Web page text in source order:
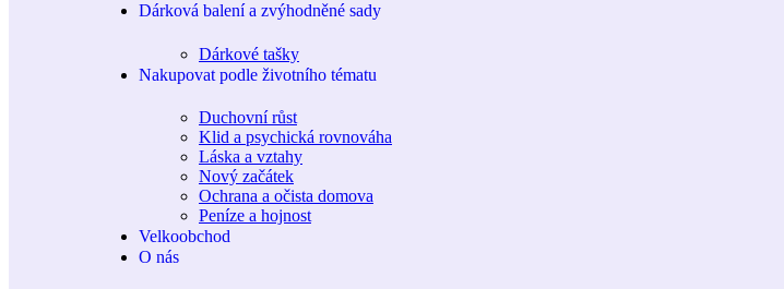
Dárková balení a zvýhodněné sady
Dárkové tašky
Nakupovat podle životního tématu
Duchovní růst
Klid a psychická rovnováha
Láska a vztahy
Nový začátek
Ochrana a očista domova
Peníze a hojnost
Velkoobchod
O nás